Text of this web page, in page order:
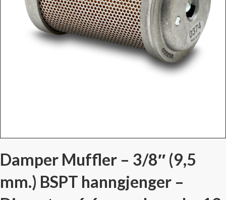
Damper Muffler – 3/8″ (9,5
mm.) BSPT hanngjenger –